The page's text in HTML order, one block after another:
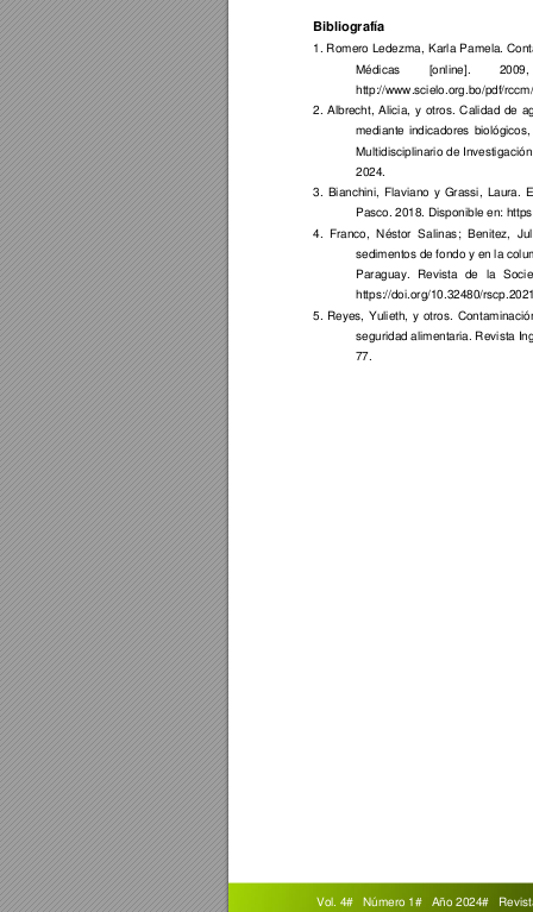
Vol. 4#   Número 1#   Año 2024#   R
Bibliografía
1. Romero Ledezma, Karla Pamela.
Médicas
[online].
2009,
http://www.scielo.org.bo/pdf/rccm
2. Albrecht, Alicia, y otros. Calidad de
mediante indicadores biológicos,
Multidisciplinario de Investigac
2024.
3. Bianchini, Flaviano y Grassi, Laura.
Pasco. 2018. Disponible en:
4.
Franco, Néstor Salinas; Benitez,
sedimentos de fondo y en la
Paraguay. Revista de la
https://doi.org/10.32480/
5. Reyes, Yulieth, y otros. Contam
seguridad alimentaria. Revista
77.